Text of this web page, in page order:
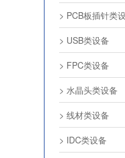
> PCB板插针类
> USB类设备
> FPC类设备
> 水晶头类设备
> 线材类设备
> IDC类设备